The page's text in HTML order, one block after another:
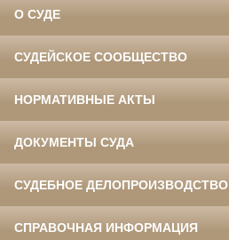
О СУДЕ
СУДЕЙСКОЕ СООБЩЕСТВО
НОРМАТИВНЫЕ АКТЫ
ДОКУМЕНТЫ СУДА
СУДЕБНОЕ ДЕЛОПРОИЗВОДСТВО
СПРАВОЧНАЯ ИНФОРМАЦИЯ